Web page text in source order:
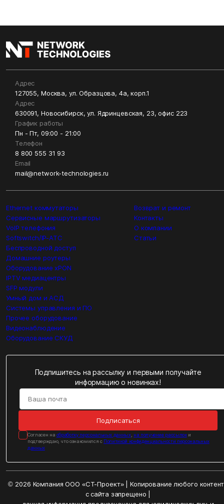
Адрес
127055, Москва, ул. Образцова, 4а, корп.1
Адрес
630091, Новосибирск, ул. Ядринцевская, 23, офис 223
График работы
Пн - Пт, 09:00 - 21:00
Телефон
8 800 555 31 93
Email
mail@network-technologies.ru
Ethernet коммутаторы
Сервисные маршрутизаторы
VoIP телефония
Softswitch/IP-ATC
Беспроводной доступ
Домашние роутеры
Оборудование xPON
IPTV медиацентры
SFP модули
Умный дом и АСД
Системы управления и ПО
Прочее оборудование
Видеонаблюдение
Оборудование СКУД
Возврат и ремонт
Контакты
О компании
Статьи
Подпишитесь на рассылку и первыми получайте
информацию о новинках!
Подписаться
Cогласен на обработку персональных данных, на получение рассылоки
подтверждаю, что ознакомился с Политикой конфиденциальности персональных
данных
© 2026 Компания ООО «СТ-Проект» | Копирование любого
с сайта запрещено |